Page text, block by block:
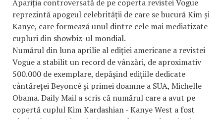
Apariția controversată de pe coperta revistei Vogue
reprezintă apogeul celebrității de care se bucură Kim și
Kanye, care formează unul dintre cele mai mediatizate
cupluri din showbiz-ul mondial.
Numărul din luna aprilie al ediției americane a revistei
Vogue a stabilit un record de vânzări, de aproximativ
500.000 de exemplare, depăşind ediţiile dedicate
cântăreţei Beyoncé şi primei doamne a SUA, Michelle
Obama. Daily Mail a scris că numărul care a avut pe
copertă cuplul Kim Kardashian - Kanye West a fost